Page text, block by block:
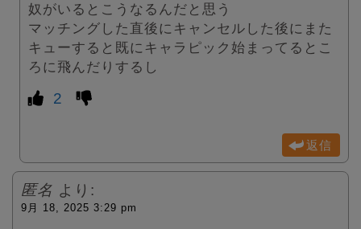
奴がいるとこうなるんだと思う
マッチングした直後にキャンセルした後にまた
キューすると既にキャラピック始まってるとこ
ろに飛んだりするし
2
返信
匿名 より:
9月 18, 2025 3:29 pm